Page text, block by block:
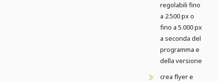
regolabili fino
a 2.500 px o
fino a 5.000 px
a seconda del
programma e
della versione
crea flyer e